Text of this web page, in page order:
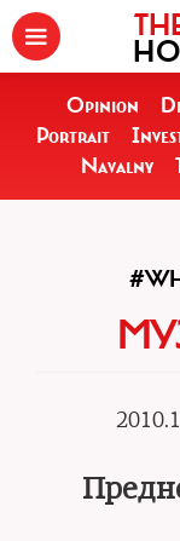
Opinion
Portrait
Navalny